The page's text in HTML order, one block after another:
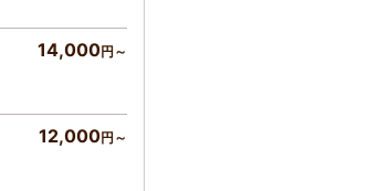
14,000円～
12,000円～